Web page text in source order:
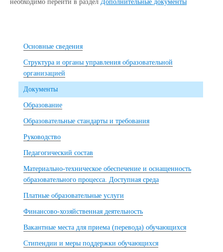
необходимо перейти в раздел Дополнительные документы
Основные сведения
Структура и органы управления образовательной
организацией
Документы
Образование
Образовательные стандарты и требования
Руководство
Педагогический состав
Материально-техническое обеспечение и оснащенность
образовательного процесса. Доступная среда
Платные образовательные услуги
Финансово-хозяйственная деятельность
Вакантные места для приема (перевода) обучающихся
Стипендии и меры поддержки обучающихся